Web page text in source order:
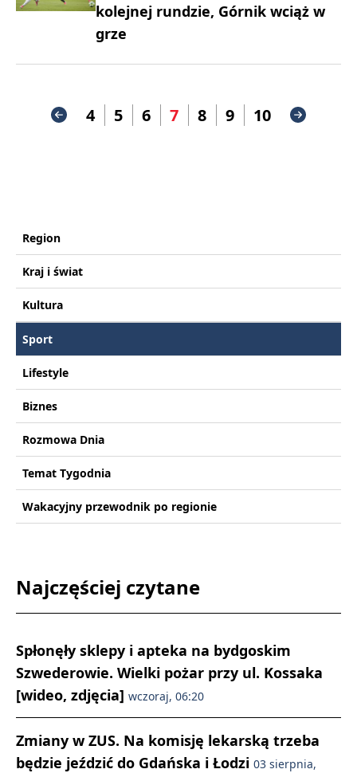
kolejnej rundzie, Górnik wciąż w
grze
4 5 6 7 8 9 10
Region
Kraj i świat
Kultura
Sport
Lifestyle
Biznes
Rozmowa Dnia
Temat Tygodnia
Wakacyjny przewodnik po regionie
Najczęściej czytane
Spłonęły sklepy i apteka na bydgoskim
Szwederowie. Wielki pożar przy ul. Kossaka
[wideo, zdjęcia] wczoraj, 06:20
Zmiany w ZUS. Na komisję lekarską trzeba
będzie jeździć do Gdańska i Łodzi 03 sierpnia,